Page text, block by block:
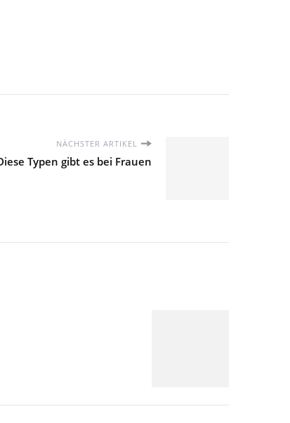
NÄCHSTER ARTIKEL
Typen gibt es bei Frauen